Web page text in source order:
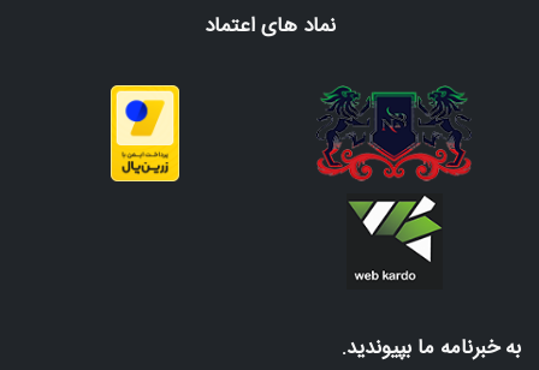
نماد های اعتماد
به خبرنامه ما بپیوندید.